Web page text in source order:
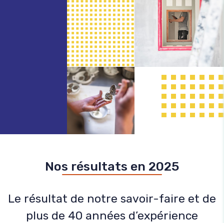
Nos résultats en 2025
Le résultat de notre savoir-faire et de
plus de 40 années d’expérience